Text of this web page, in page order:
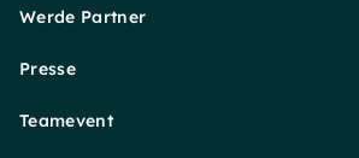
Werde Partner
Presse
Teamevent